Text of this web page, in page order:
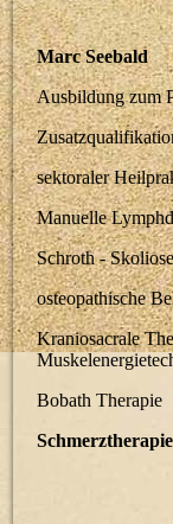
Marc Seebald
Ausbildung zum
sektoraler
Manuelle
Schroth -
osteopathische
Kraniosacrale
Bobath Therapie